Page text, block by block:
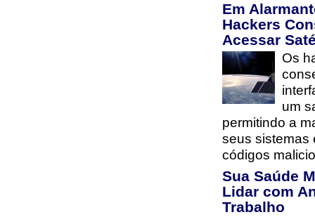
Em
Hackers
Acessar
Os
um
permitindo a
seus sistemas
códigos
Sua Saúde
Lidar com
Trabalho